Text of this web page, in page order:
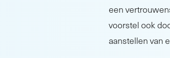
een
voorstel ook
aanstellen van